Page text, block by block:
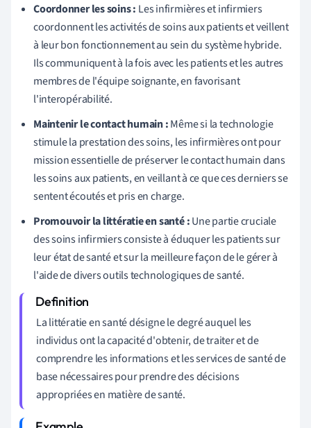
Coordonner les soins : Les infirmières et infirmiers
coordonnent les activités de soins aux patients et veillent
à leur bon fonctionnement au sein du système hybride.
Ils communiquent à la fois avec les patients et les autres
membres de l'équipe soignante, en favorisant
l'interopérabilité.
Maintenir le contact humain :Même si la technologie
stimule la prestation des soins, les infirmières ont pour
mission essentielle de préserver le contact humain dans
les soins aux patients, en veillant à ce que ces derniers se
sentent écoutés et pris en charge.
Promouvoir la littératie en santé :Une partie cruciale
des soins infirmiers consiste à éduquer les patients sur
leur état de santé et sur la meilleure façon de le gérer à
l'aide de divers outils technologiques de santé.
La littératie en santé désigne le degré auquel les
individus ont la capacité d'obtenir, de traiter et de
comprendre les informations et les services de santé de
base nécessaires pour prendre des décisions
appropriées en matière de santé.